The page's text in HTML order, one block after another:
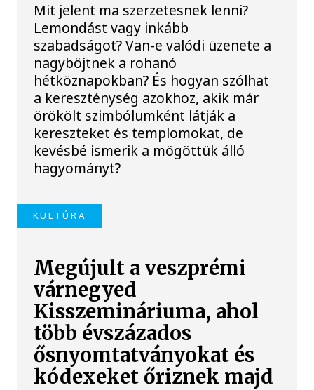
Mit jelent ma szerzetesnek lenni?
Lemondást vagy inkább
szabadságot? Van-e valódi üzenete a
nagyböjtnek a rohanó
hétköznapokban? És hogyan szólhat
a kereszténység azokhoz, akik már
örökölt szimbólumként látják a
kereszteket és templomokat, de
kevésbé ismerik a mögöttük álló
hagyományt?
KULTÚRA
Megújult a veszprémi
várnegyed
Kisszemináriuma, ahol
több évszázados
ősnyomtatványokat és
kódexeket őriznek majd